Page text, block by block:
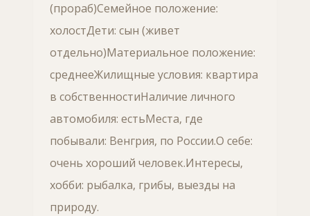
(прораб)Семейное положение:
холостДети: сын (живет
отдельно)Материальное положение:
среднееЖилищные условия: квартира
в собственностиНаличие личного
автомобиля: естьМеста, где
побывали: Венгрия, по России.О себе:
очень хороший человек.Интересы,
хобби: рыбалка, грибы, выезды на
природу.